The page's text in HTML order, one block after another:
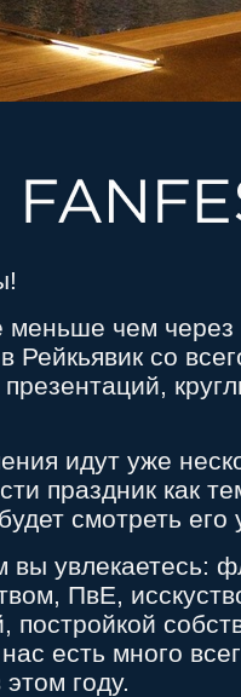
меньше чем
Рейкьявик со
идут уже
праздник как
смотреть его
вы увлекаетесь:
ПвЕ,
постройкой
есть много
году.